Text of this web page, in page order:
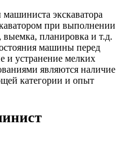
экскаватора
при выполнении
выемка, планировка и т.д.
машины перед
и устранение мелких
являются наличие
категории и опыт